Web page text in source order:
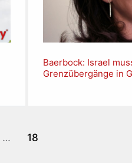
Baerbock: Israel
Grenzübergänge in
… 18